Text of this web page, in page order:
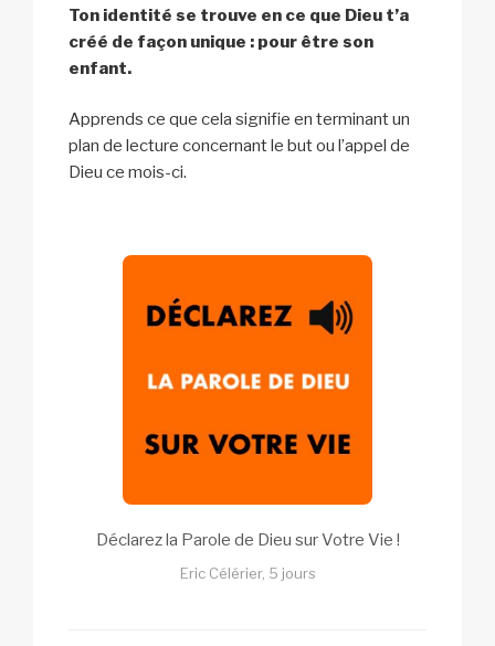
Ton identité se trouve en ce que Dieu t’a
créé de façon unique : pour être son
enfant.
Apprends ce que cela signifie en terminant un
plan de lecture concernant le but ou l’appel de
Dieu ce mois-ci.
Déclarez la Parole de Dieu sur Votre Vie !
Eric Célérier, 5 jours